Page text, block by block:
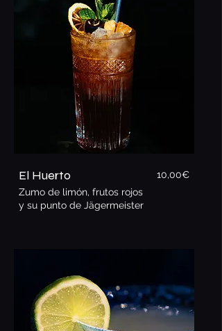
El Huerto
10,00€
Zumo de limón, frutos rojos
y su punto de Jägermeister